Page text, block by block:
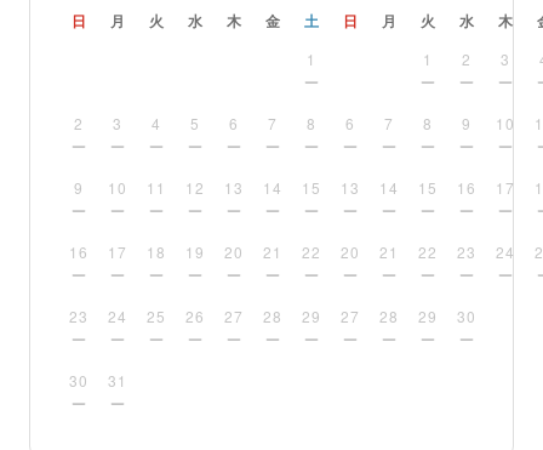
日 月 火 水 木 金 土
1
2 3 4 5 6 7 8
9 10 11 12 13 14 15
16 17 18 19 20 21 22
23 24 25 26 27 28 29
30 31
日 月 火 水 木
1 2 3
6 7 8 9 10
13 14 15 16 17
20 21 22 23 24
27 28 29 30